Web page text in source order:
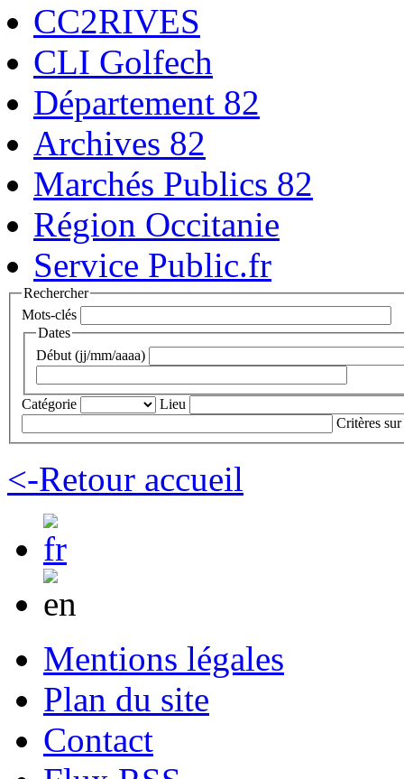
CC2RIVES
CLI Golfech
Département 82
Archives 82
Marchés Publics 82
Région Occitanie
Service Public.fr
Rechercher
Mots-clés
Dates
Début (jj/mm/aaaa)
Catégorie
Lieu
Critères sur
<-Retour accueil
Mentions légales
Plan du site
Contact